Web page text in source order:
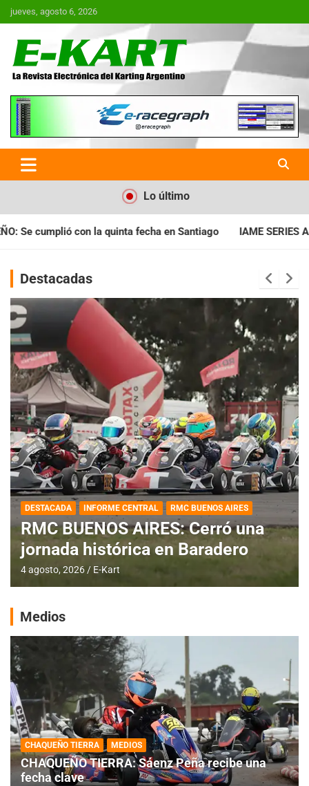
Saltar
al
jueves, agosto 6, 2026
E-Kart.com.ar | La Revista
Electrónica del Karting en
Argentina
Lo último
en Santiago IAME SERIES ARGENTINA: Horarios para la
Destacadas
DESTACADA INFORME CENTRAL RMC BUENOS AIRES
RMC BUENOS AIRES: Cerró una
jornada histórica en Baradero
4 agosto, 2026 E-Kart
Medios
CHAQUEÑO TIERRA MEDIOS
CHAQUEÑO TIERRA: Sáenz Peña recibe una
fecha clave